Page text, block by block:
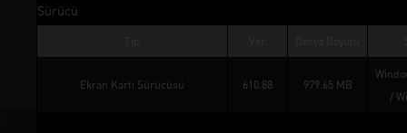
Sürücü
Ekran Kartı Sürücüsü 610.88 979.65 MB
/